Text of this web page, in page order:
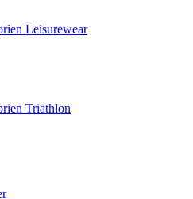
Leisurewear
Triathlon